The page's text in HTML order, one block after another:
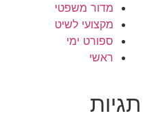
מדור משפטי
מקצועי לשיט
ספורט ימי
ראשי
תגיות